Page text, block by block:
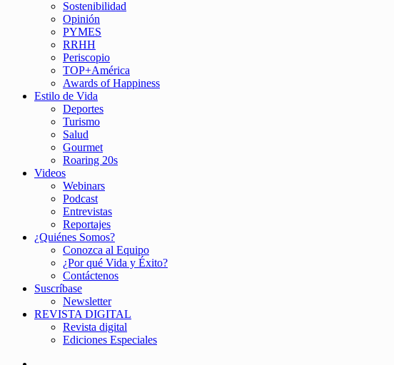
Sostenibilidad
Opinión
PYMES
RRHH
Periscopio
TOP+América
Awards of Happiness
Estilo de Vida
Deportes
Turismo
Salud
Gourmet
Roaring 20s
Videos
Webinars
Podcast
Entrevistas
Reportajes
¿Quiénes Somos?
Conozca al Equipo
¿Por qué Vida y Éxito?
Contáctenos
Suscríbase
Newsletter
REVISTA DIGITAL
Revista digital
Ediciones Especiales